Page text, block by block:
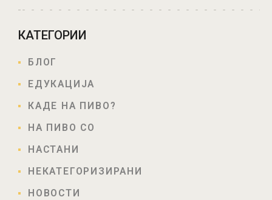
КАТЕГОРИИ
БЛОГ
ЕДУКАЦИЈА
КАДЕ НА ПИВО?
НА ПИВО СО
НАСТАНИ
НЕКАТЕГОРИЗИРАНИ
НОВОСТИ